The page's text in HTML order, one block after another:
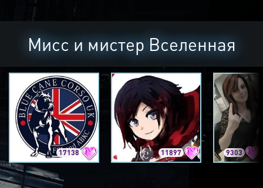
Мисс и мистер Вселенная
17138 11897 9303